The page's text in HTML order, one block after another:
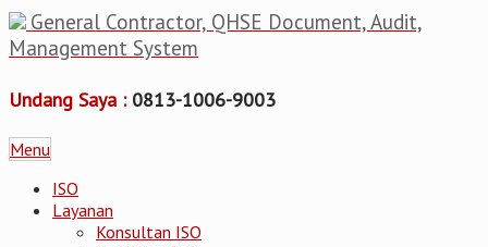
General Contractor, QHSE Document, Audit,
Management System
Undang Saya : 0813-1006-9003
Menu
ISO
Layanan
Konsultan ISO